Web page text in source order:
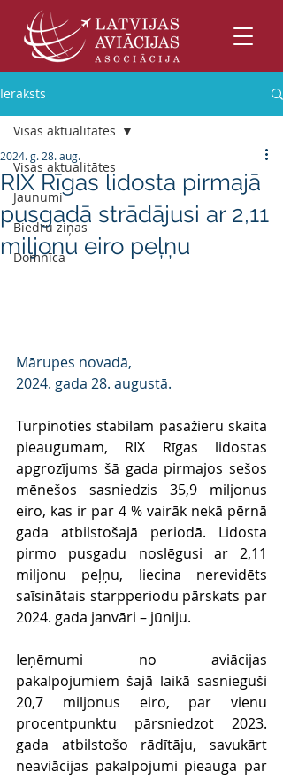
Ieraksts
Visas aktualitātes
Jaunumi
Biedru ziņas
Domnīca
Visas aktualitātes
RIX Rīgas lidosta pirmajā
pusgadā strādājusi ar 2,11
miljonu eiro peļņu
2024. g. 28. aug.
Mārupes novadā,
2024. gada 28. augustā.
Turpinoties stabilam pasažieru skaita
pieaugumam, RIX Rīgas lidostas
apgrozījums šā gada pirmajos sešos
mēnešos sasniedzis 35,9 miljonus
eiro, kas ir par 4 % vairāk nekā pērnā
gada atbilstošajā periodā. Lidosta
pirmo pusgadu noslēgusi ar 2,11
miljonu peļņu, liecina nerevidēts
saīsinātais starpperiodu pārskats par
2024. gada janvāri – jūniju.
Ieņēmumi no aviācijas
pakalpojumiem šajā laikā sasnieguši
20,7 miljonus eiro, par vienu
procentpunktu pārsniedzot 2023.
gada atbilstošo rādītāju, savukārt
neaviācijas pakalpojumi pieauga par